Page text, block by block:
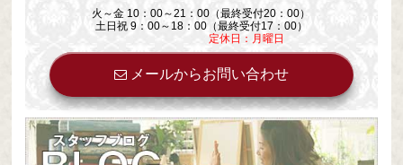
火～金 10：00～21：00（最終受付20：00）
土日祝 9：00～18：00（最終受付17：00）
定休日：月曜日
メールからお問い合わせ